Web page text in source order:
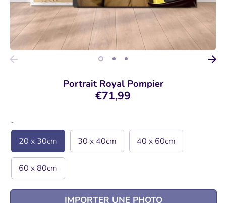
Portrait Royal Pompier
€71,99
-
20 x 30cm 30 x 40cm 40 x 60cm
60 x 80cm
IMPORTER UNE PHOTO